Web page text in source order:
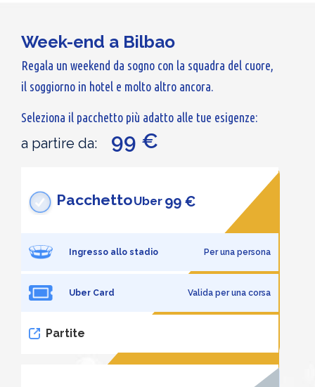
Week-end a Bilbao
Regala un weekend da sogno con la squadra del cuore,
il soggiorno in hotel e molto altro ancora.
Seleziona il pacchetto più adatto alle tue esigenze:
a partire da: 99 €
PacchettoUber 99 €
Ingresso allo stadio Per una persona
Uber Card Valida per una corsa
Partite